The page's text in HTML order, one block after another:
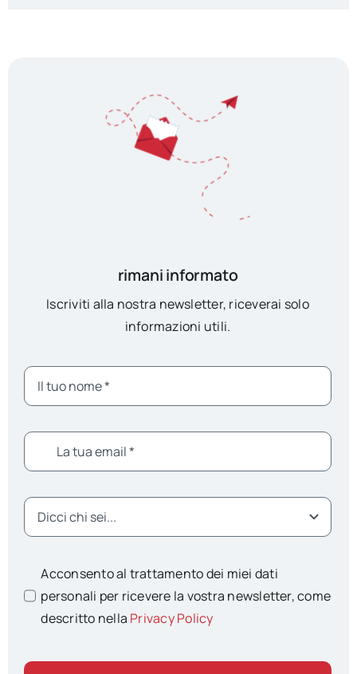
rimani informato
Iscriviti alla nostra newsletter, riceverai solo
informazioni utili.
Acconsento al trattamento dei miei dati
personali per ricevere la vostra newsletter, come
descritto nella Privacy Policy